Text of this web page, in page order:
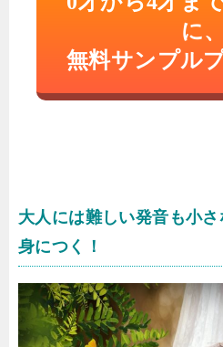
に、
無料サンプル
大人には難しい発音も小さ
身につく！